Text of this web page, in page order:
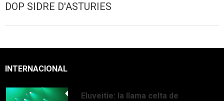
DOP SIDRE D'ASTURIES
INTERNACIONAL
Eluveitie: la llama celta de